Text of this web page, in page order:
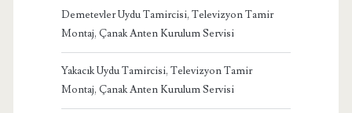
Demetevler Uydu Tamircisi, Televizyon Tamir
Montaj, Çanak Anten Kurulum Servisi
Yakacık Uydu Tamircisi, Televizyon Tamir
Montaj, Çanak Anten Kurulum Servisi